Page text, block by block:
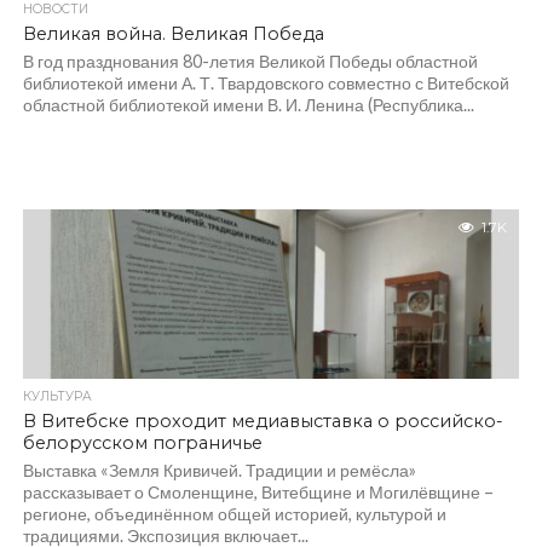
НОВОСТИ
Великая война. Великая Победа
В год празднования 80-летия Великой Победы областной
библиотекой имени А. Т. Твардовского совместно с Витебской
областной библиотекой имени В. И. Ленина (Республика...
1.7K
КУЛЬТУРА
В Витебске проходит медиавыставка о российско-
белорусском пограничье
Выставка «Земля Кривичей. Традиции и ремёсла»
рассказывает о Смоленщине, Витебщине и Могилёвщине –
регионе, объединённом общей историей, культурой и
традициями. Экспозиция включает...